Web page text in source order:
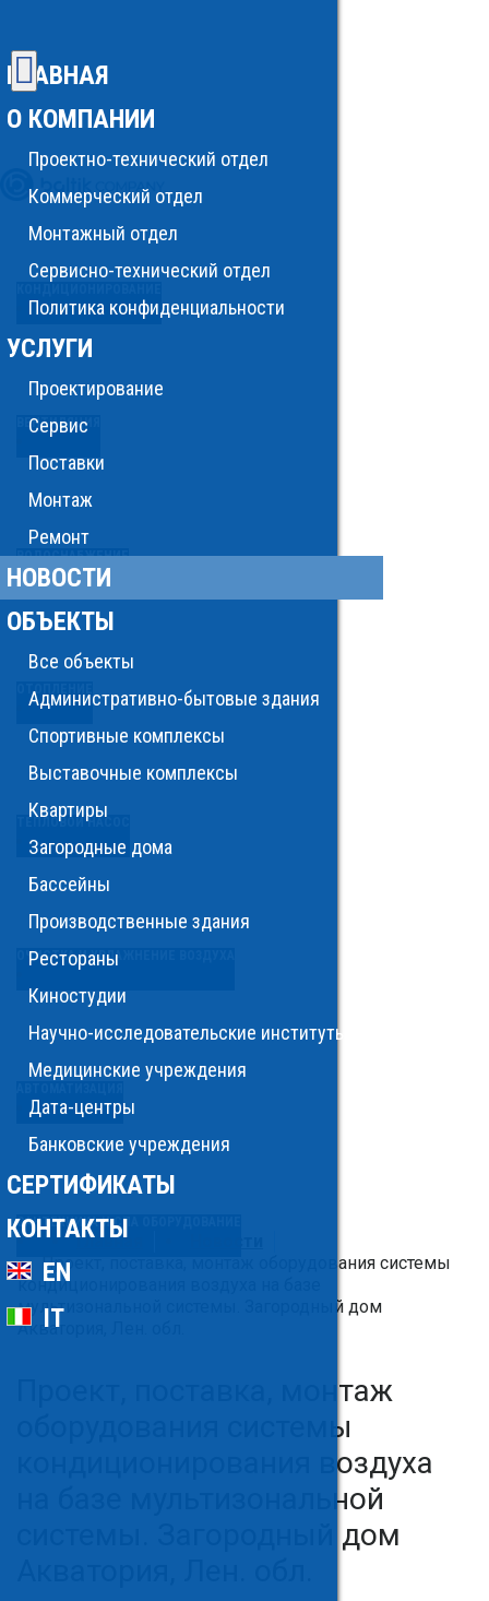
ГЛАВНАЯ
О КОМПАНИИ
Проектно-технический отдел
Коммерческий отдел
Монтажный отдел
Сервисно-технический отдел
Политика конфиденциальности
УСЛУГИ
Проектирование
Сервис
Поставки
Монтаж
Ремонт
НОВОСТИ
ОБЪЕКТЫ
Все объекты
Административно-бытовые здания
Спортивные комплексы
Выставочные комплексы
Квартиры
Загородные дома
Бассейны
Производственные здания
Рестораны
Киностудии
Научно-исследовательские институты
Медицинские учреждения
Дата-центры
Банковские учреждения
СЕРТИФИКАТЫ
КОНТАКТЫ
EN
IT
ВЕНТИЛЯЦИЯ
ВОДОСНАБЖЕНИЕ
ОТОПЛЕНИЕ
ТЕПЛОВОЙ НАСОС
ОЧИСТКА И УВЛАЖНЕНИЕ ВОЗДУХА
САНТЕХНИКА И СПА ОБОРУДОВАНИЕ
Главная
Проект, поставка, монтаж оборудования системы
кондиционирования воздуха на базе
мультизональной системы. Загородный дом
Акватория, Лен. обл.
Проект, поставка, монтаж
оборудования системы
кондиционирования воздуха
на базе мультизональной
системы. Загородный дом